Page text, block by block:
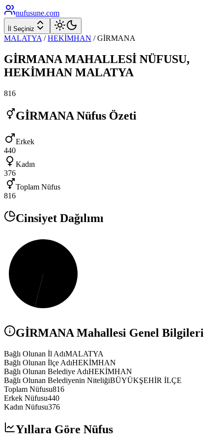
nufusune.com
İl Seçiniz
MALATYA / HEKİMHAN /GİRMANA
GİRMANA MAHALLESİ NÜFUSU,
HEKİMHAN MALATYA
816
GİRMANA Nüfus Özeti
Erkek
440
Kadın
376
Toplam Nüfus
816
Cinsiyet Dağılımı
GİRMANAMahallesi Genel Bilgileri
Bağlı Olunan İl AdıMALATYA
Bağlı Olunan İlçe AdıHEKİMHAN
Bağlı Olunan Belediye AdıHEKİMHAN
Bağlı Olunan Belediyenin NiteliğiBÜYÜKŞEHİR İLÇE
Toplam Nüfusu816
Erkek Nüfusu440
Kadın Nüfusu376
Yıllara Göre Nüfus